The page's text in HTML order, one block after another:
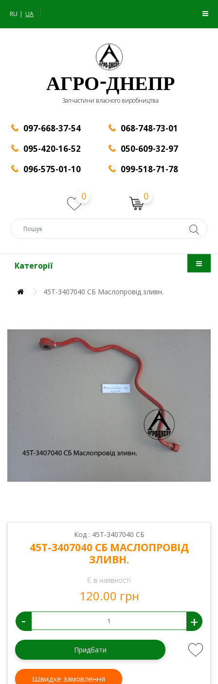
RU UA |
АГРО-ДНЕПР
Запчастини власного виробництва
097-668-37-54
095-420-16-52
096-575-01-10
068-748-73-01
050-609-32-97
099-518-71-78
0 0
Категорії
45Т-3407040 СБ Маслопровід зливн.
Код : 45Т-3407040 СБ
45Т-3407040 СБ МАСЛОПРОВІД
ЗЛИВН.
Є в наявності
120.00 грн
- +
Придбати
Швидке замовлення